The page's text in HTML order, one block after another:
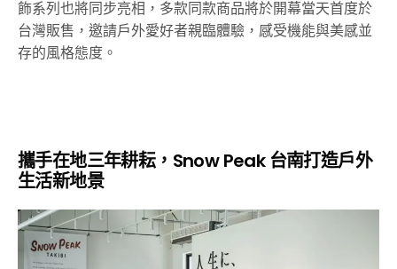
飾系列也將同步亮相，多款同款商品將於開幕當天首度於
台灣販售，邀請戶外愛好者親臨體驗，感受機能與美感並
存的風格態度。
攜手在地三年耕耘，Snow Peak 台南打造戶外
生活新地景